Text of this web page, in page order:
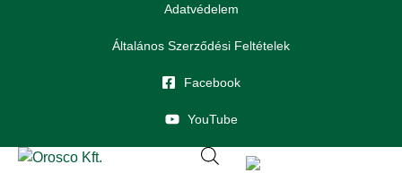
Adatvédelem
Általános Szerződési Feltételek
Facebook
YouTube